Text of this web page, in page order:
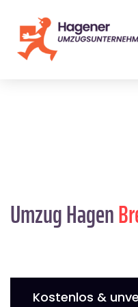
Umzug Hagen
Kostenlos &